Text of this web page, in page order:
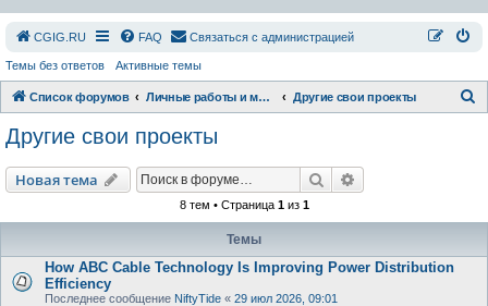
СGIG.RU FAQ Связаться с администрацией
Темы без ответов Активные темы
Список форумов Личные работы и модификации Другие свои проекты
Другие свои проекты
Новая тема Поиск
8 тем • Страница 1из 1
Темы
How ABC Cable Technology Is Improving Power Distribution
Efficiency
Последнее сообщение NiftyTide « 29 июл 2026, 09:01